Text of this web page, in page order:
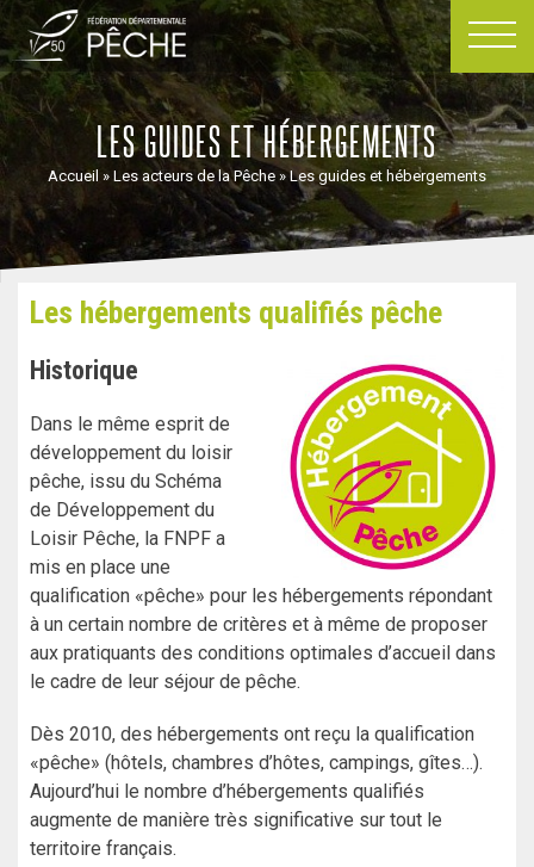
Passer
au
contenu
LES GUIDES ET HÉBERGEMENTS
Accueil » Les acteurs de la Pêche »Les guides et hébergements
Les hébergements qualifiés pêche
Historique
Dans le même esprit de
développement du loisir
pêche, issu du Schéma
de Développement du
Loisir Pêche, la FNPF a
mis en place une
qualification «pêche» pour les hébergements répondant
à un certain nombre de critères et à même de proposer
aux pratiquants des conditions optimales d’accueil dans
le cadre de leur séjour de pêche.
Dès 2010, des hébergements ont reçu la qualification
«pêche» (hôtels, chambres d’hôtes, campings, gîtes…).
Aujourd’hui le nombre d’hébergements qualifiés
augmente de manière très significative sur tout le
territoire français.